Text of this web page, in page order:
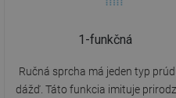
1-funkčná
Ručná sprcha má jeden typ
dážď. Táto funkcia imituje